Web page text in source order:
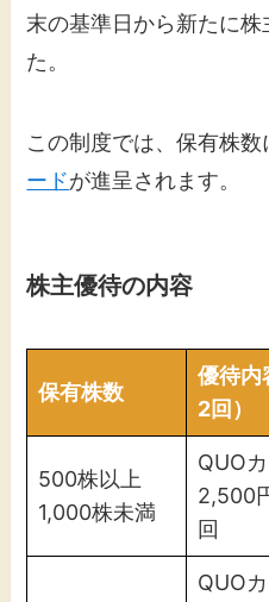
末の基準日から新たに
た。​
この制度では、保有株数
ードが進呈されます。​
株主優待の内容
保有株数
優待内
2回）
500株以上
1,000株未満
QUO
2,500
回
QUO